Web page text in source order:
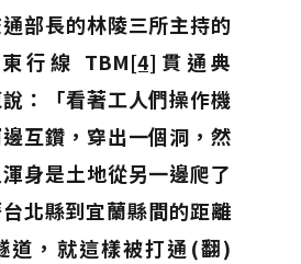
部長的林陵三所主持的
行線 TBM[4] 貫通典
：「看著工人們操作機
互鑽，穿出一個洞，然
身是土地從另一邊爬了
北縣到宜蘭縣間的距離
道，就這樣被打通(翻)